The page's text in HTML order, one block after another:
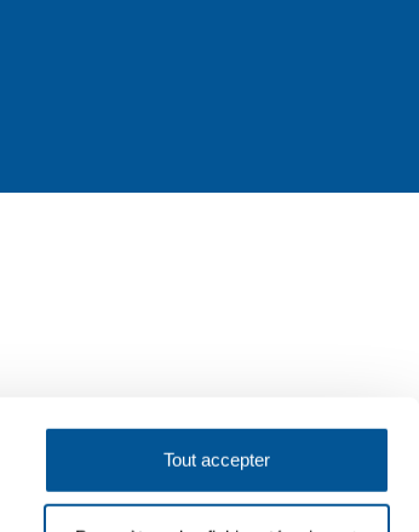
Tout accepter